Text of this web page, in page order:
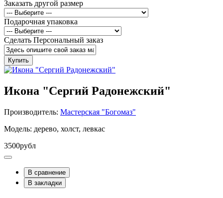
Заказать другой размер
Подарочная упаковка
Сделать Персональный заказ
Купить
Икона "Сергий Радонежский"
Производитель: Мастерская "Богомаз"
Модель: дерево, холст, левкас
3500рубл
В сравнение
В закладки